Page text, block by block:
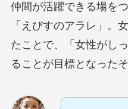
仲間が活躍できる場を
「えびすのアラレ」。
たことで、「女性がし
ることが目標となったそ